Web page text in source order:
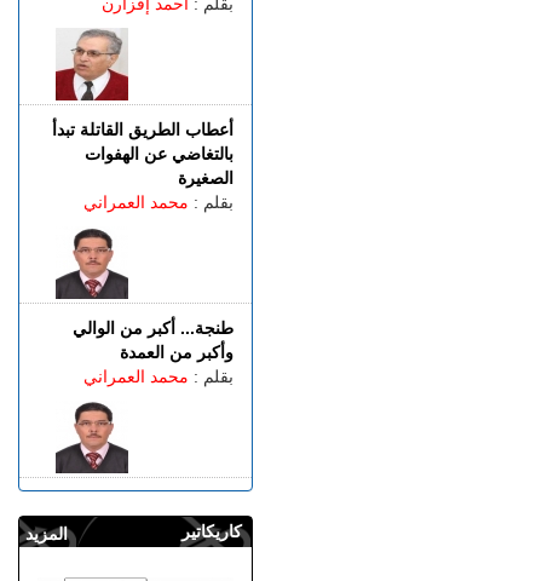
أعطاب الطريق القاتلة تبدأ
بالتغاضي عن الهفوات
الصغيرة
بقلم : محمد العمراني
طنجة... أكبر من الوالي
وأكبر من العمدة
بقلم : محمد العمراني
المزيد كاريكاتير